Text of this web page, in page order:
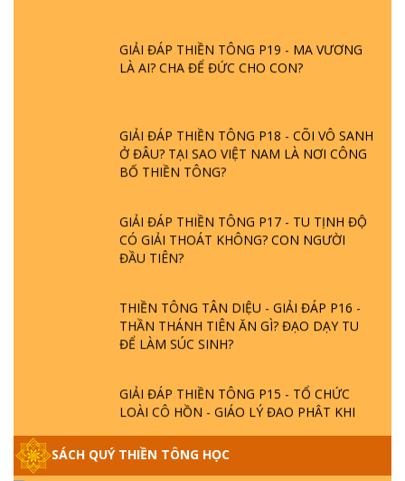
GIẢI ĐÁP THIỀN TÔNG P19 - MA VƯƠNG
LÀ AI? CHA ĐỂ ĐỨC CHO CON?
GIẢI ĐÁP THIỀN TÔNG P18 - CÕI VÔ SANH
Ở ĐÂU? TẠI SAO VIỆT NAM LÀ NƠI CÔNG
BỐ THIỀN TÔNG?
GIẢI ĐÁP THIỀN TÔNG P17 - TU TỊNH ĐỘ
CÓ GIẢI THOÁT KHÔNG? CON NGƯỜI
ĐẦU TIÊN?
THIỀN TÔNG TÂN DIỆU - GIẢI ĐÁP P16 -
THẦN THÁNH TIÊN ĂN GÌ? ĐẠO DẠY TU
ĐỂ LÀM SÚC SINH?
GIẢI ĐÁP THIỀN TÔNG P15 - TỔ CHỨC
LOÀI CÔ HỒN - GIÁO LÝ ĐẠO PHẬT KHI
NÀO XUẤT BẢN
SÁCH QUÝ THIỀN TÔNG HỌC